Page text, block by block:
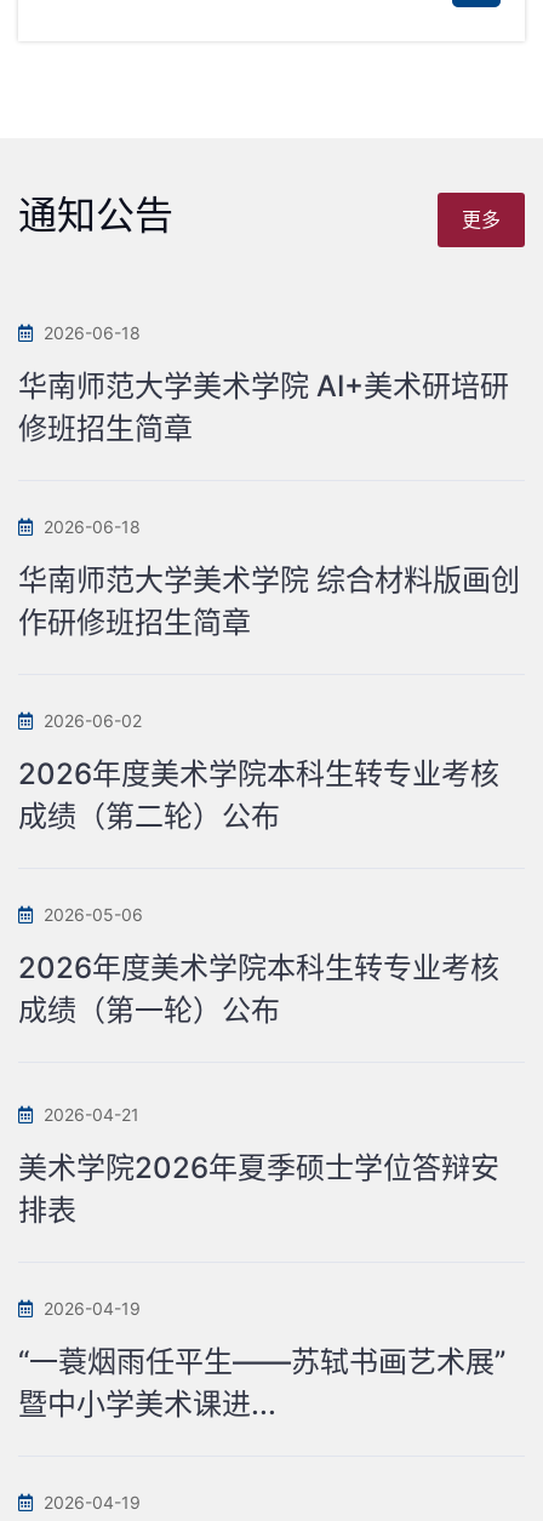
通知公告 更多
2026-06-18
华南师范大学美术学院 AI+美术研培研
修班招生简章
2026-06-18
华南师范大学美术学院 综合材料版画创
作研修班招生简章
2026-06-02
2026年度美术学院本科生转专业考核
成绩（第二轮）公布
2026-05-06
2026年度美术学院本科生转专业考核
成绩（第一轮）公布
2026-04-21
美术学院2026年夏季硕士学位答辩安
排表
2026-04-19
“一蓑烟雨任平生——苏轼书画艺术展”
暨中小学美术课进...
2026-04-19